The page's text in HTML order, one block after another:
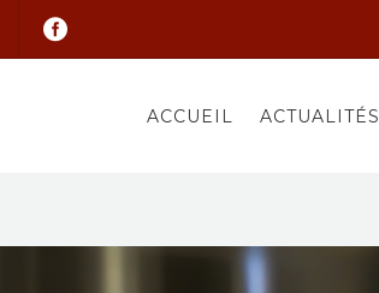
ACCUEIL ACTUALITÉS